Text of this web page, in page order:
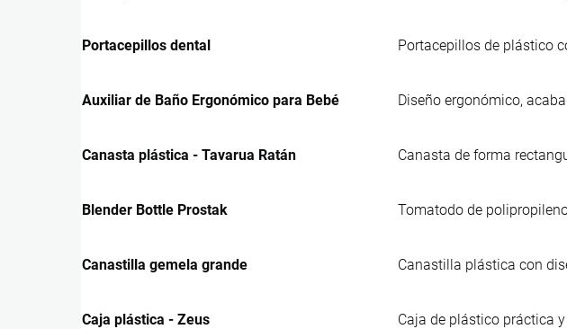
Portacepillos dental Portacepillos de plástico
Auxiliar de Baño Ergonómico para Bebé Diseño ergonómico,
Canasta plástica - Tavarua Ratán Canasta de forma
Blender Bottle Prostak Tomatodo de
Canastilla gemela grande Canastilla plástica con
Caja plástica - Zeus Caja de plástico práctica